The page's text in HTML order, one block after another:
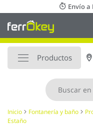
al
contenido
Envío a
Productos
Inicio Fontanería y baño
Estaño